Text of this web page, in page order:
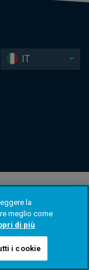
IT
la
meglio come
di più
i cookie